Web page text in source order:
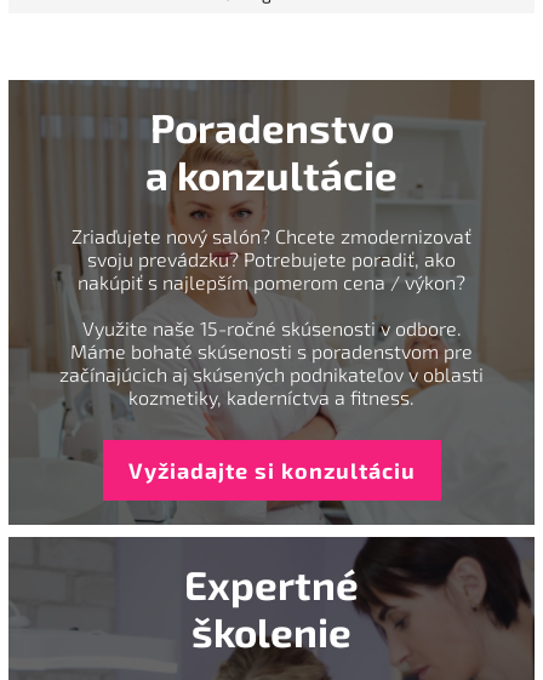
Poradenstvo
a konzultácie
Zriaďujete nový salón? Chcete zmodernizovať
svoju prevádzku? Potrebujete poradiť, ako
nakúpiť s najlepším pomerom cena / výkon?
Využite naše 15-ročné skúsenosti v odbore.
Máme bohaté skúsenosti s poradenstvom pre
začínajúcich aj skúsených podnikateľov v oblasti
kozmetiky, kaderníctva a fitness.
Vyžiadajte si konzultáciu
Expertné
školenie